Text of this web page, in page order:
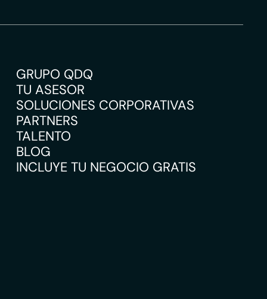
GRUPO QDQ
TU ASESOR
SOLUCIONES CORPORATIVAS
PARTNERS
TALENTO
BLOG
INCLUYE TU NEGOCIO GRATIS